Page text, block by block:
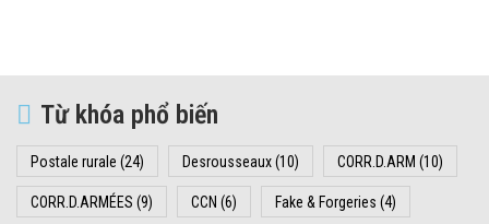
Từ khóa phổ biến
Postale rurale (24) Desrousseaux(10) CORR.D.ARM (10)
CORR.D.ARMÉES (9) CCN (6) Fake & Forgeries (4)